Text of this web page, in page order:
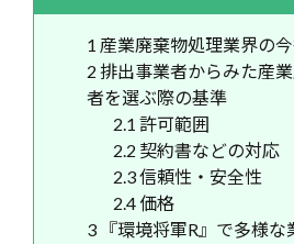
1 産業廃棄物処理業界の
2 排出事業者からみた産
者を選ぶ際の基準
2.1 許可範囲
2.2 契約書などの対応
2.3信頼性・安全性
2.4 価格
3 『環境将軍R』で多様